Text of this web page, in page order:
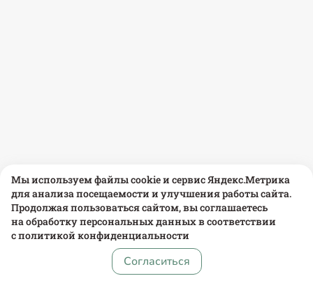
Мы используем файлы cookie и сервис Яндекс.Метрика
для анализа посещаемости и улучшения работы сайта.
Продолжая пользоваться сайтом, вы соглашаетесь
на обработку персональных данных в соответствии
сполитикой конфиденциальности
Согласиться